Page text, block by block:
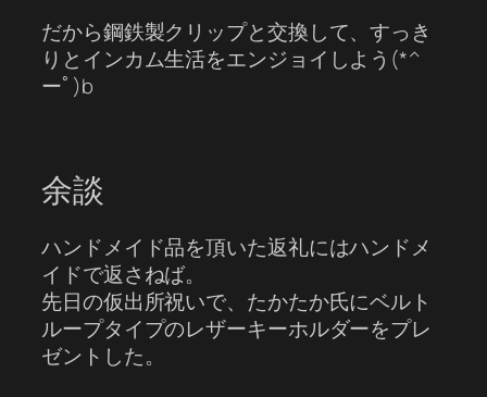
だから鋼鉄製クリップと交換して、すっき
りとインカム生活をエンジョイしよう(*^
ーﾟ)b
余談
ハンドメイド品を頂いた返礼にはハンドメ
イドで返さねば。
先日の仮出所祝いで、たかたか氏にベルト
ループタイプのレザーキーホルダーをプレ
ゼントした。